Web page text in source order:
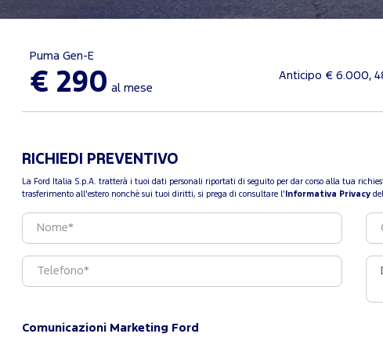
Puma Gen-E
€ 290 al mese
Anticipo € 6.000,
RICHIEDI PREVENTIVO
La Ford Italia S.p.A. tratterà i tuoi dati personali riportati di seguito per dar corso alla tua
trasferimento all'estero nonchè sui tuoi diritti, si prega di consultare l' Informativa Privacy
Comunicazioni Marketing Ford